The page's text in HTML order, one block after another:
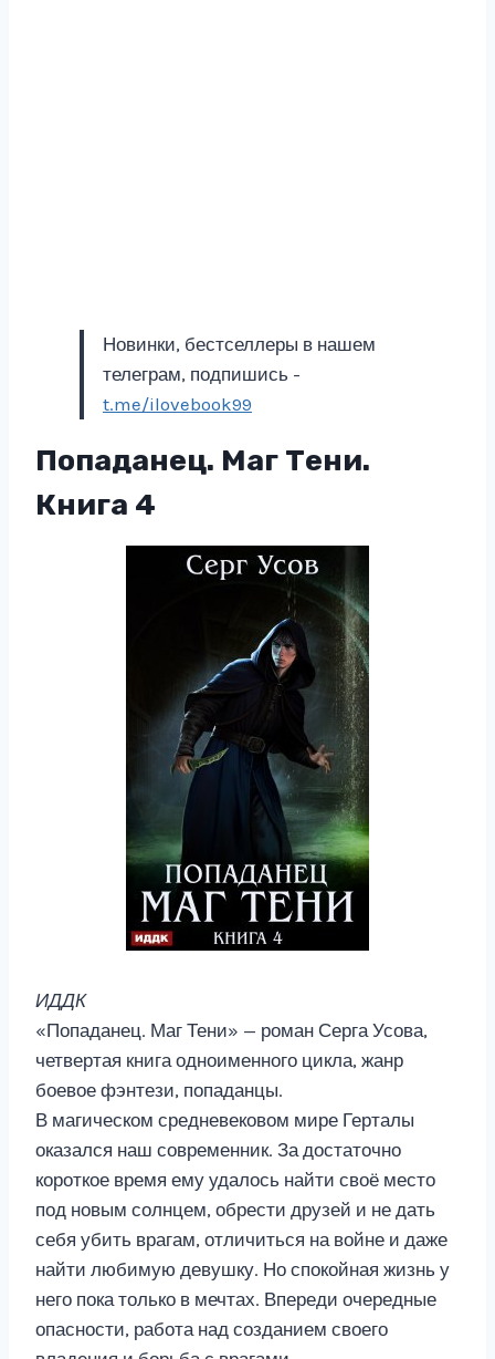
Новинки, бестселлеры в нашем
телеграм, подпишись -
t.me/ilovebook99
Попаданец. Маг Тени.
Книга 4
ИДДК
«Попаданец. Маг Тени» — роман Серга Усова,
четвертая книга одноименного цикла, жанр
боевое фэнтези, попаданцы.
В магическом средневековом мире Герталы
оказался наш современник. За достаточно
короткое время ему удалось найти своё место
под новым солнцем, обрести друзей и не дать
себя убить врагам, отличиться на войне и даже
найти любимую девушку. Но спокойная жизнь у
него пока только в мечтах. Впереди очередные
опасности, работа над созданием своего